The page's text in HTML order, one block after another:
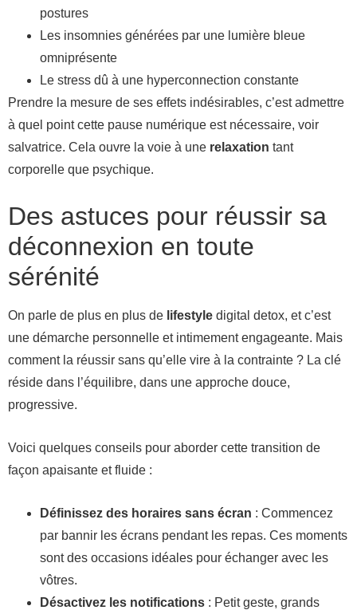
postures
Les insomnies générées par une lumière bleue
omniprésente
Le stress dû à une hyperconnection constante
Prendre la mesure de ses effets indésirables, c’est admettre
à quel point cette pause numérique est nécessaire, voir
salvatrice. Cela ouvre la voie à une relaxation tant
corporelle que psychique.
Des astuces pour réussir sa
déconnexion en toute
sérénité
On parle de plus en plus de lifestyle digital detox, et c’est
une démarche personnelle et intimement engageante. Mais
comment la réussir sans qu’elle vire à la contrainte ? La clé
réside dans l’équilibre, dans une approche douce,
progressive.
Voici quelques conseils pour aborder cette transition de
façon apaisante et fluide :
Définissez des horaires sans écran : Commencez
par bannir les écrans pendant les repas. Ces moments
sont des occasions idéales pour échanger avec les
vôtres.
Désactivez les notifications : Petit geste, grands